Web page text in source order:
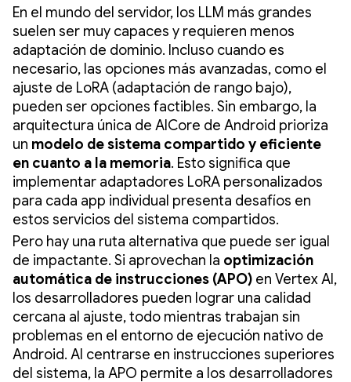
En el mundo del servidor, los LLM más grandes
suelen ser muy capaces y requieren menos
adaptación de dominio. Incluso cuando es
necesario, las opciones más avanzadas, como el
ajuste de LoRA (adaptación de rango bajo),
pueden ser opciones factibles. Sin embargo, la
arquitectura única de AICore de Android prioriza
un modelo de sistema compartido y eficiente
en cuanto a la memoria. Esto significa que
implementar adaptadores LoRA personalizados
para cada app individual presenta desafíos en
estos servicios del sistema compartidos.
Pero hay una ruta alternativa que puede ser igual
de impactante. Si aprovechan la optimización
automática de instrucciones (APO) en Vertex AI,
los desarrolladores pueden lograr una calidad
cercana al ajuste, todo mientras trabajan sin
problemas en el entorno de ejecución nativo de
Android. Al centrarse en instrucciones superiores
del sistema, la APO permite a los desarrolladores